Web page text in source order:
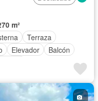
m²
Terraza
Elevador
Balcón
Azotea
Recámara con closet